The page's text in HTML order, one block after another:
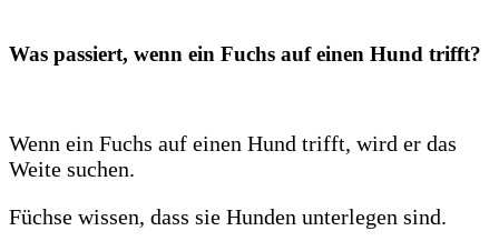
Was passiert, wenn ein Fuchs auf einen Hund trifft?
Wenn ein Fuchs auf einen Hund trifft, wird er das
Weite suchen.
Füchse wissen, dass sie Hunden unterlegen sind.